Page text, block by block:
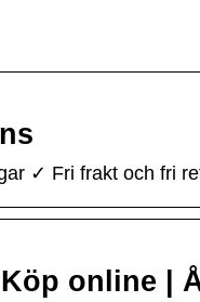
✓ Fri frakt och fri
online |